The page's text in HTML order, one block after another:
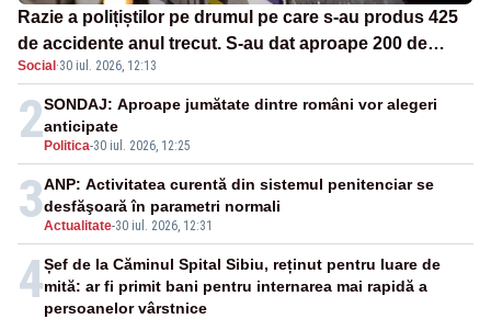
Razie a polițiștilor pe drumul pe care s-au produs 425
de accidente anul trecut. S-au dat aproape 200 de
amenzi
Social ·30 iul. 2026, 12:13
2 Politica-30 iul. 2026, 12:25
SONDAJ: Aproape jumătate dintre români vor alegeri
anticipate
3Actualitate-30 iul. 2026, 12:31
ANP: Activitatea curentă din sistemul penitenciar se
desfăşoară în parametri normali
4Șef de la Căminul Spital Sibiu, reținut pentru luare de
mită: ar fi primit bani pentru internarea mai rapidă a
persoanelor vârstnice